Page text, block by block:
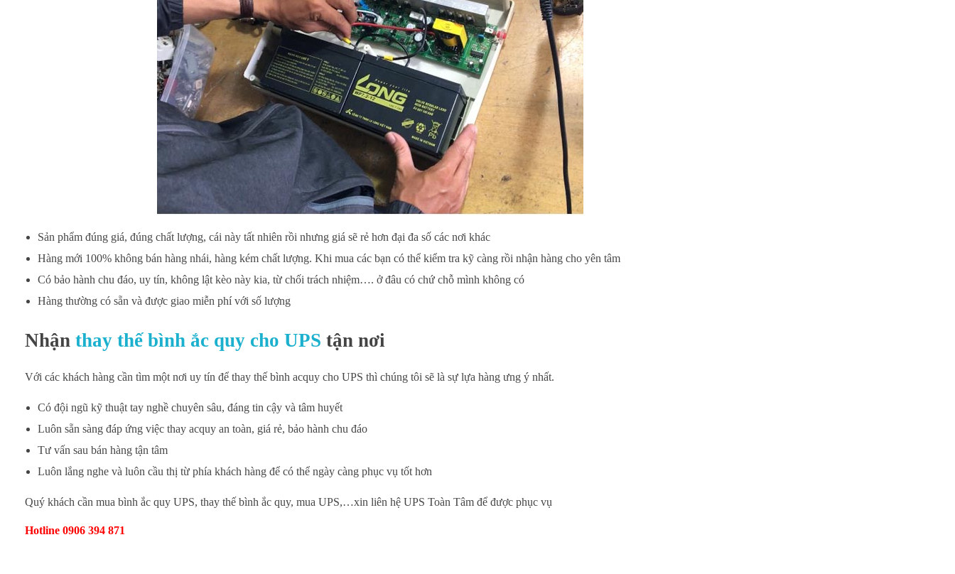
Sản phẩm đúng giá, đúng chất lượng, cái này tất nhiên rồi nhưng giá sẽ rẻ hơn đại đa số các nơi khác
Hàng mới 100% không bán hàng nhái, hàng kém chất lượng. Khi mua các bạn có thể kiểm tra kỹ càng rồi nhận hàng cho yên tâm
Có bảo hành chu đáo, uy tín, không lật kèo này kia, từ chối trách nhiệm…. ở đâu có chứ chỗ mình không có
Hàng thường có sẵn và được giao miễn phí với số lượng
Nhận thay thế bình ắc quy cho UPS tận nơi
Với các khách hàng cần tìm một nơi uy tín để thay thế bình acquy cho UPS thì chúng tôi sẽ là sự lựa hàng ưng ý nhất.
Có đội ngũ kỹ thuật tay nghề chuyên sâu, đáng tin cậy và tâm huyết
Luôn sẵn sàng đáp ứng việc thay acquy an toàn, giá rẻ, bảo hành chu đáo
Tư vấn sau bán hàng tận tâm
Luôn lắng nghe và luôn cầu thị từ phía khách hàng để có thể ngày càng phục vụ tốt hơn
Quý khách cần mua bình ắc quy UPS, thay thế bình ắc quy, mua UPS,…xin liên hệ UPS Toàn Tâm để được phục vụ
Hotline 0906 394 871